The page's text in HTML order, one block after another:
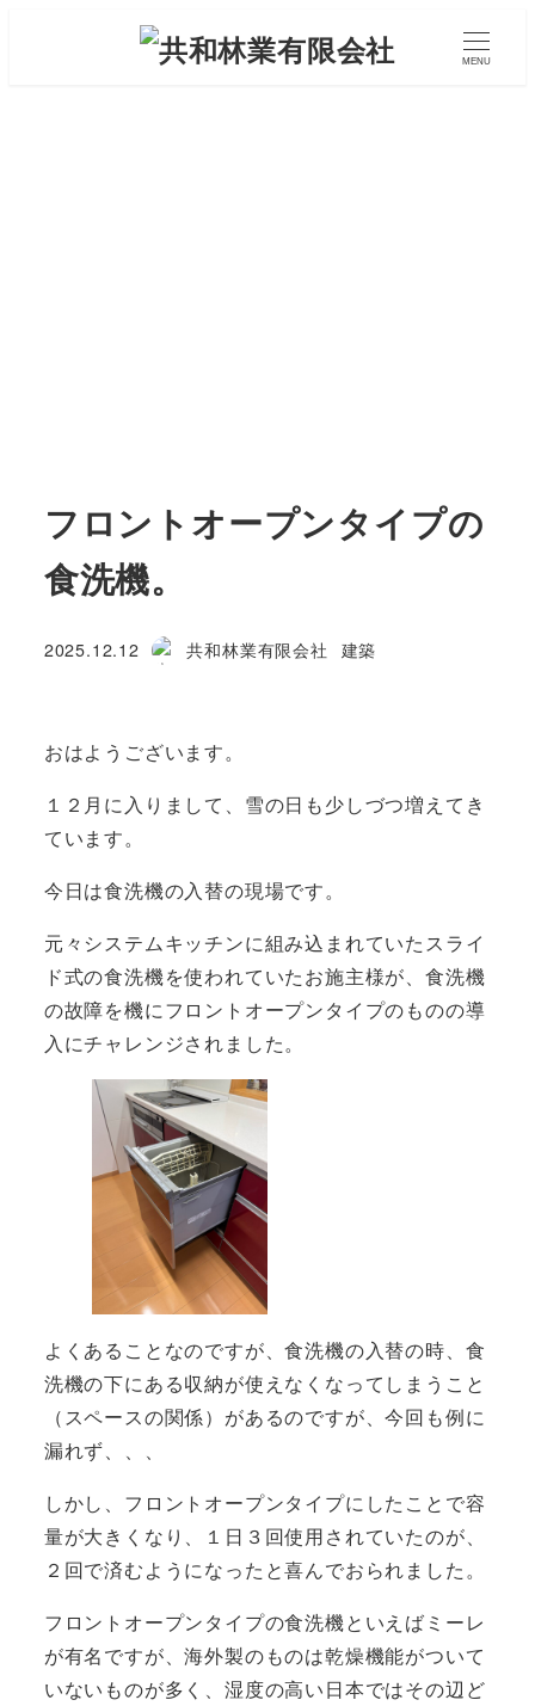
MENU
フロントオープンタイプの
食洗機。
投稿日
2025.12.12
著
共和林業有限会社 カテゴリー
建築
おはようございます。
１２月に入りまして、雪の日も少しづつ増えてき
ています。
今日は食洗機の入替の現場です。
元々システムキッチンに組み込まれていたスライ
ド式の食洗機を使われていたお施主様が、食洗機
の故障を機にフロントオープンタイプのものの導
入にチャレンジされました。
よくあることなのですが、食洗機の入替の時、食
洗機の下にある収納が使えなくなってしまうこと
（スペースの関係）があるのですが、今回も例に
漏れず、、、
しかし、フロントオープンタイプにしたことで容
量が大きくなり、１日３回使用されていたのが、
２回で済むようになったと喜んでおられました。
フロントオープンタイプの食洗機といえばミーレ
が有名ですが、海外製のものは乾燥機能がついて
いないものが多く、湿度の高い日本ではその辺ど